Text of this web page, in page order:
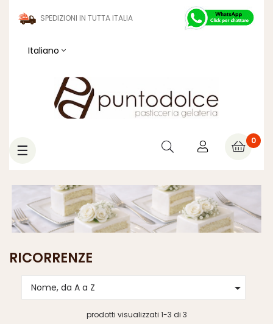
SPEDIZIONI IN TUTTA ITALIA
Italiano
0
navigazione
☰
RICORRENZE
Nome, da A a Z 
prodotti visualizzati 1-3 di 3